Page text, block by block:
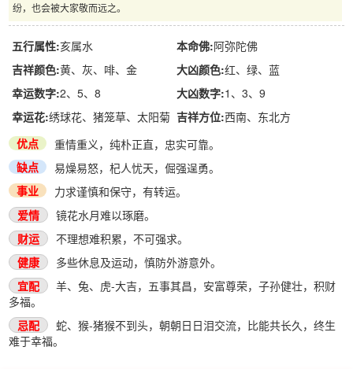
纷，也会被大家敬而远之。
五行属性:亥属水 本命佛:阿弥陀佛
吉祥颜色:黄、灰、啡、金 大凶颜色:红、绿、蓝
幸运数字:2、5、8 大凶数字:1、3、9
幸运花:绣球花、猪笼草、太阳菊 吉祥方位:西南、东北方
优点
重情重义，纯朴正直，忠实可靠。
缺点
易燥易怒，杞人忧天，倔强逞勇。
事业
力求谨慎和保守，有转运。
爱情
镜花水月难以琢磨。
财运
不理想难积累，不可强求。
健康
多些休息及运动，慎防外游意外。
宜配
羊、兔、虎-大吉，五事其昌，安富尊荣，子孙健壮，积财
多福。
忌配
蛇、猴-猪猴不到头，朝朝日日泪交流，比能共长久，终生
难于幸福。